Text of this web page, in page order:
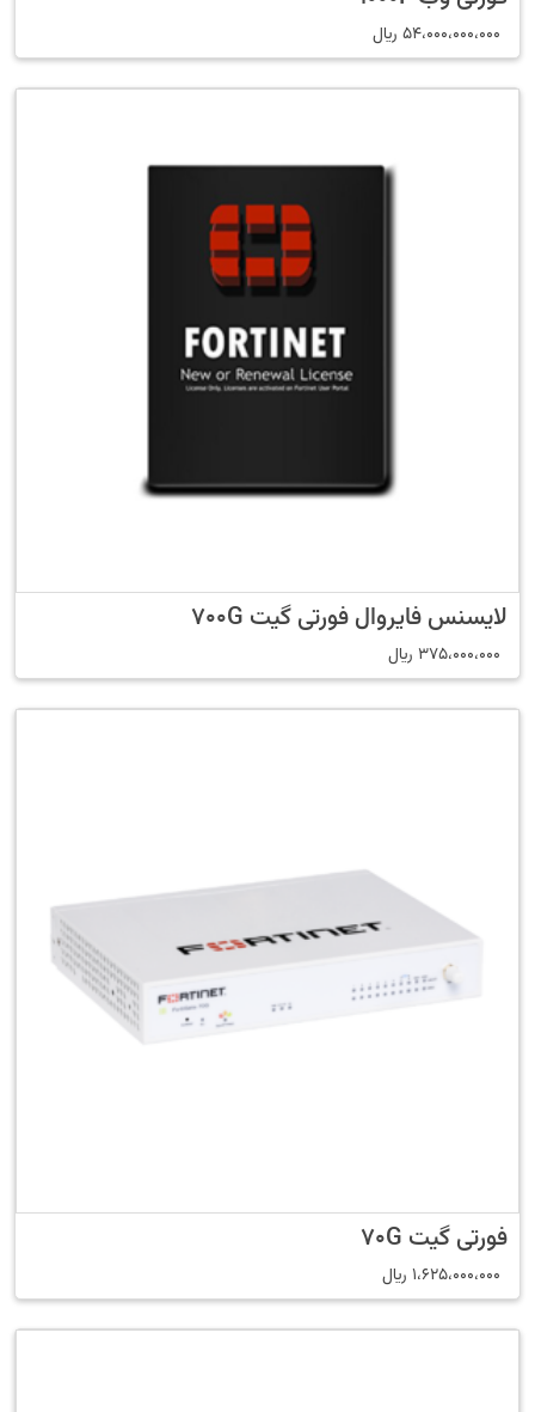
54،000،000،000 ﷼
لایسنس فایروال فورتی گیت 700G
375،000،000 ﷼
فورتی گیت 70G
1،625،000،000 ﷼